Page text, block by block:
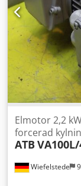
Wiefelstede
Elmotor 2,2
forcerad
ATB